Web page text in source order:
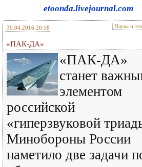
etoonda.livejournal.com
30.04.2016 20:18 Наука и
«ПАК-ДА»
«ПАК-ДА»
станет
элементом
российской
«гиперзвуковой
Минобороны России
наметило две задачи